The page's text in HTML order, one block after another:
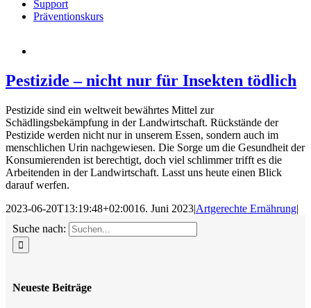
Support
Präventionskurs
Pestizide – nicht nur für Insekten tödlich
Pestizide sind ein weltweit bewährtes Mittel zur
Schädlingsbekämpfung in der Landwirtschaft. Rückstände der
Pestizide werden nicht nur in unserem Essen, sondern auch im
menschlichen Urin nachgewiesen. Die Sorge um die Gesundheit der
Konsumierenden ist berechtigt, doch viel schlimmer trifft es die
Arbeitenden in der Landwirtschaft. Lasst uns heute einen Blick
darauf werfen.
2023-06-20T13:19:48+02:0016. Juni 2023|Artgerechte Ernährung|
Suche nach:
Neueste Beiträge